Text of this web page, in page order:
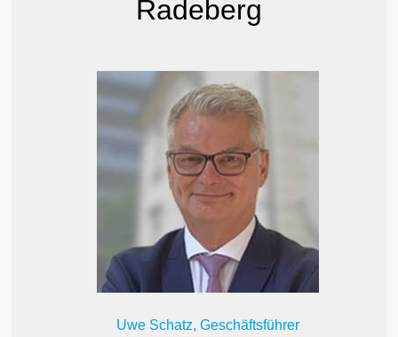
Radeberg
Uwe Schatz, Geschäftsführer